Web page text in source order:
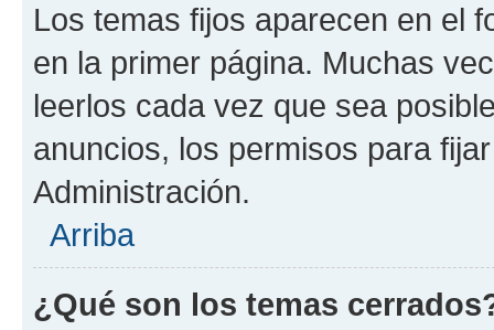
Los temas fijos aparecen en el
en la primer página. Muchas
leerlos cada vez que sea
anuncios, los permisos para
Administración.
Arriba
¿Qué son los temas